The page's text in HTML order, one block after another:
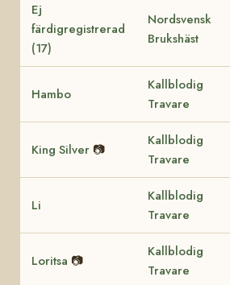
Ej
färdigregistrerad
(17)
Nordsvensk
Brukshäst
Hambo
Kallblodig
Travare
King Silver 📷
Kallblodig
Travare
Li
Kallblodig
Travare
Loritsa 📷
Kallblodig
Travare